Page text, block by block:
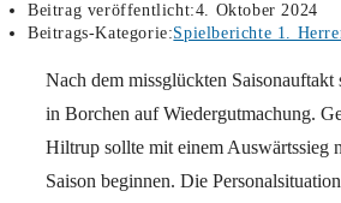
Beitrag veröffentlicht:4. Oktober 2024
Beitrags-Kategorie:Spielberichte 1.
Nach dem missglückten Saisonauftakt
in Borchen auf Wiedergutmachung.
Hiltrup sollte mit einem Auswärtssieg
Saison beginnen. Die